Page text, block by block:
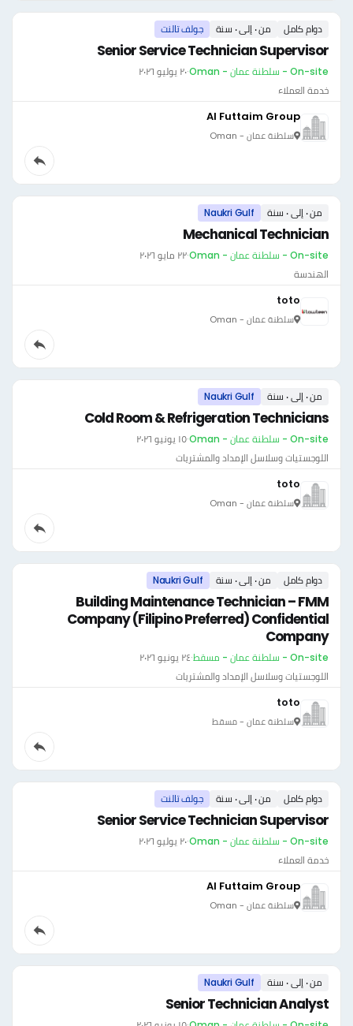
دوام كامل من ٠ إلى ٠ سنة جولف تالنت
Senior Service Technician Supervisor
On-site - سلطنة عمان - Oman ·٢٠ يوليو ٢٠٢٦
خدمة العملاء
Al Futtaim Group
سلطنة عمان - Oman
من ٠ إلى ٠ سنة Naukri Gulf
Mechanical Technician
On-site - سلطنة عمان - Oman ·٢٢ مايو ٢٠٢٦
الهندسة
toto
سلطنة عمان - Oman
من ٠ إلى ٠ سنة Naukri Gulf
Cold Room & Refrigeration Technicians
On-site - سلطنة عمان - Oman ·١٥ يونيو ٢٠٢٦
اللوجستيات وسلاسل الإمداد والمشتريات
toto
سلطنة عمان - Oman
دوام كامل من ٠ إلى ٠ سنة Naukri Gulf
Building Maintenance Technician – FMM
Company (Filipino Preferred) Confidential
Company
On-site - سلطنة عمان - مسقط ·٢٤ يونيو ٢٠٢٦
اللوجستيات وسلاسل الإمداد والمشتريات
toto
سلطنة عمان - مسقط
دوام كامل من ٠ إلى ٠ سنة جولف تالنت
Senior Service Technician Supervisor
On-site - سلطنة عمان - Oman ·٢٠ يوليو ٢٠٢٦
خدمة العملاء
Al Futtaim Group
سلطنة عمان - Oman
من ٠ إلى ٠ سنة Naukri Gulf
Senior Technician Analyst